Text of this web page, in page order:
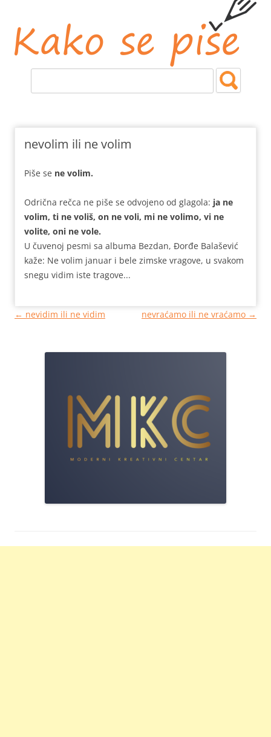
nevolim ili ne volim
Piše se ne volim.
Odrična rečca ne piše se odvojeno od glagola: ja ne
volim, ti ne voliš, on ne voli, mi ne volimo, vi ne
volite, oni ne vole.
U čuvenoj pesmi sa albuma Bezdan, Đorđe Balašević
kaže: Ne volim januar i bele zimske vragove, u svakom
snegu vidim iste tragove...
Кретање
← nevidim ili ne vidim nevraćamo ili ne vraćamo →